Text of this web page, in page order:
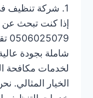
إذا كنت تبحث
لخدمات مكافحة
الخيار